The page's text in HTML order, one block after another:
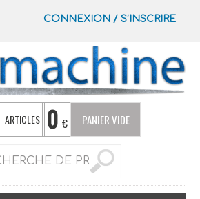
CONNEXION / S’INSCRIRE
ARTICLES 0 € PANIER VIDE